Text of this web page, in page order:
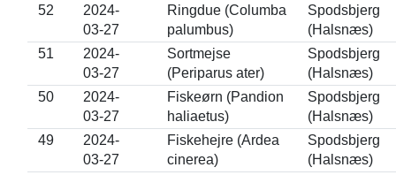
52
2024-
03-27
Ringdue (Columba
palumbus)
Spodsbjerg
(Halsnæs)
51
2024-
03-27
Sortmejse
(Periparus ater)
Spodsbjerg
(Halsnæs)
50
2024-
03-27
Fiskeørn (Pandion
haliaetus)
Spodsbjerg
(Halsnæs)
49
2024-
03-27
Fiskehejre (Ardea
cinerea)
Spodsbjerg
(Halsnæs)